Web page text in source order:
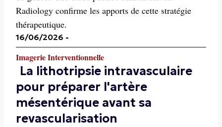
Radiology confirme les apports de cette stratégie
thérapeutique.
16/06/2026 -
Imagerie Interventionnelle
La lithotripsie intravasculaire
pour préparer l'artère
mésentérique avant sa
revascularisation